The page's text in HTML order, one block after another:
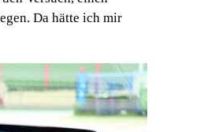
Da hätte ich mir